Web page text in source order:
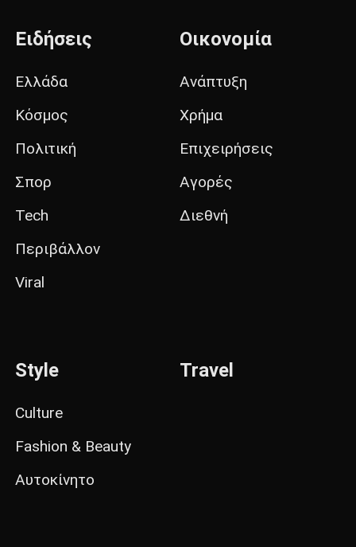
Ειδήσεις
Ελλάδα
Κόσμος
Πολιτική
Σπορ
Tech
Περιβάλλον
Viral
Οικονομία
Ανάπτυξη
Χρήμα
Επιχειρήσεις
Αγορές
Διεθνή
Style
Culture
Fashion & Beauty
Αυτοκίνητο
Travel